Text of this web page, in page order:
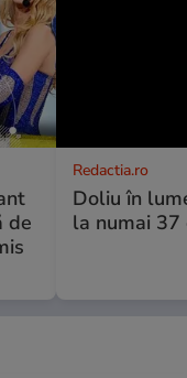
de
Redactia.ro
Doliu în
la numai 37